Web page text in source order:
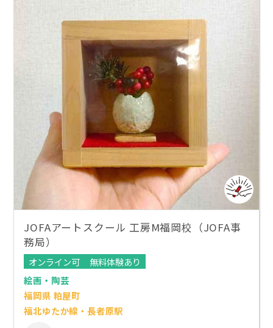
JOFAアートスクール 工房M福岡校（JOFA事
務局）
オンライン可
無料体験あり
絵画・陶芸
福岡県 粕屋町
福北ゆたか線・長者原駅